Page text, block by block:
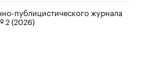
публицистического журнала
2 (2026)